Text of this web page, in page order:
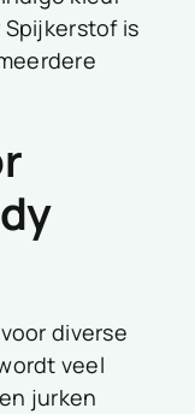
is
diverse
veel
jurken